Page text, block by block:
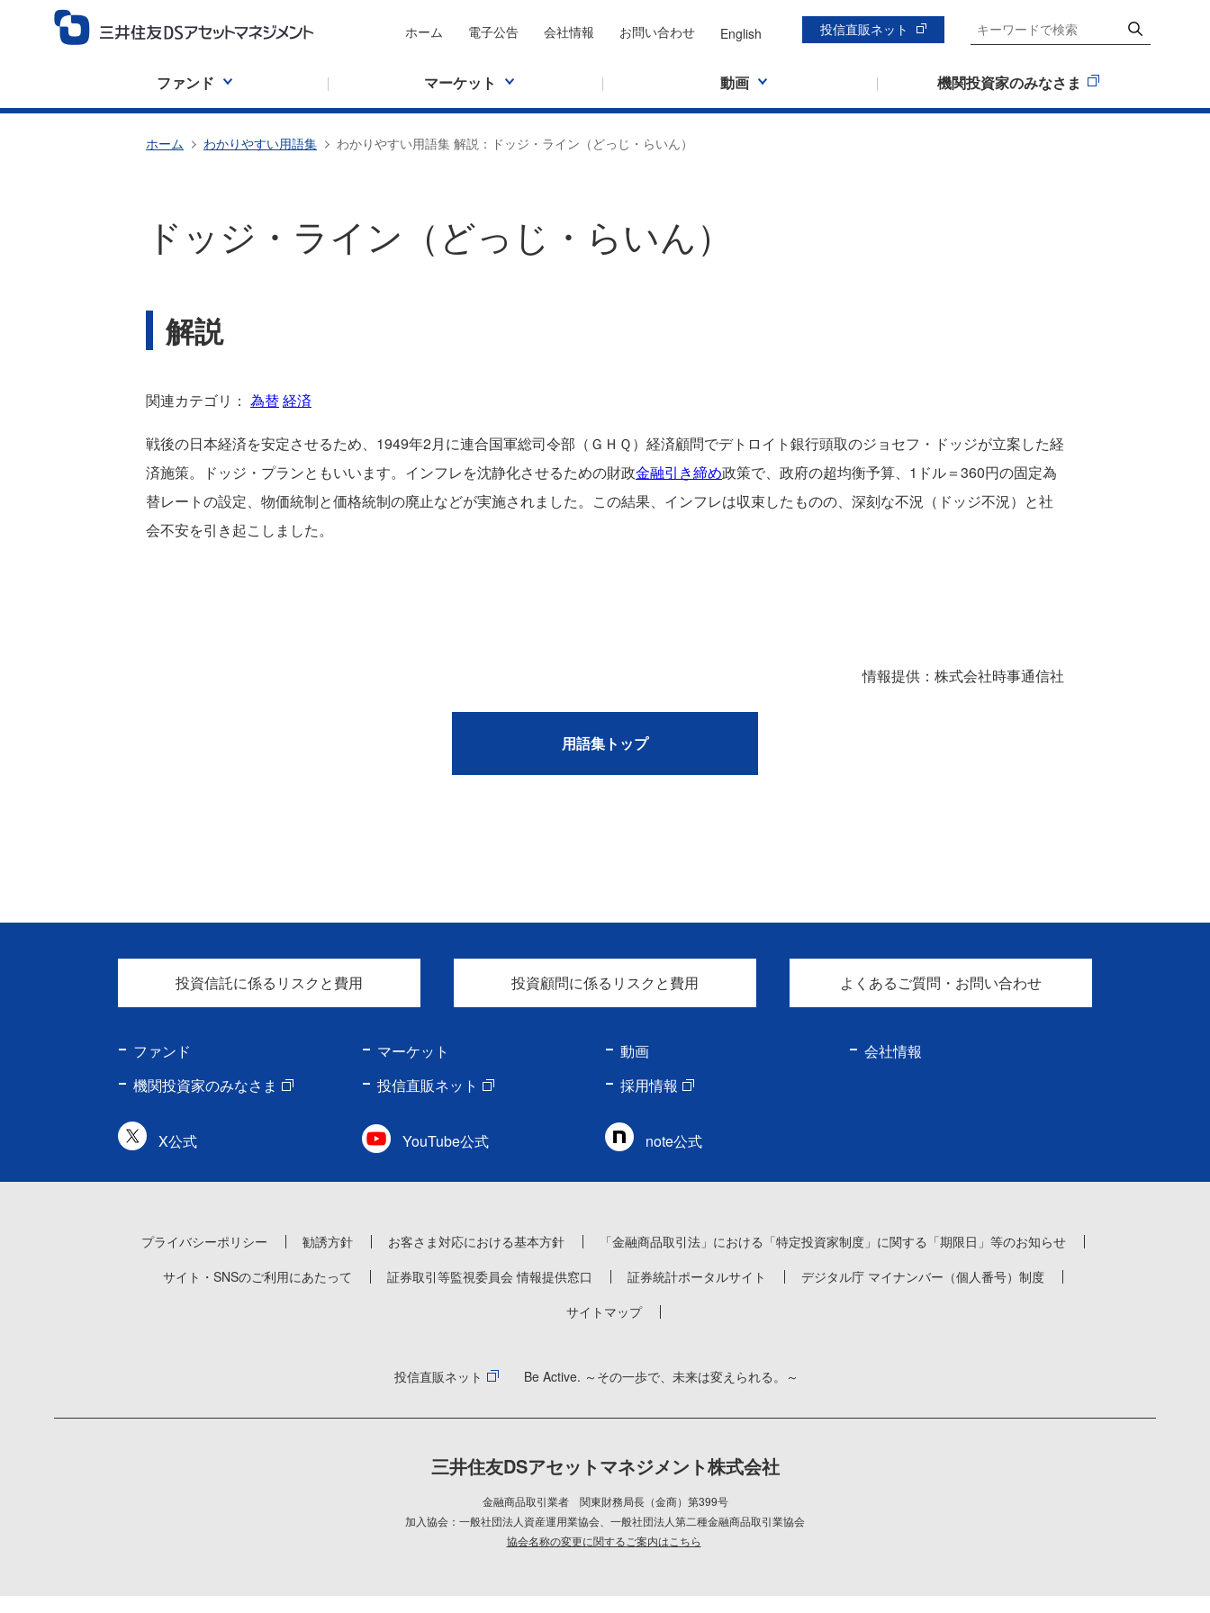
ホーム 電子公告 会社情報 お問い合わせ English 投信直販ネット
ファンド マーケット 動画 機関投資家のみなさま
ホーム わかりやすい用語集 わかりやすい用語集 解説：ドッジ・ライン（どっじ・らいん）
ドッジ・ライン（どっじ・らいん）
解説
関連カテゴリ： 為替経済
戦後の日本経済を安定させるため、1949年2月に連合国軍総司令部（ＧＨＱ）経済顧問でデトロイト銀行頭取のジョセフ・ドッジが立案した経
済施策。ドッジ・プランともいいます。インフレを沈静化させるための財政金融引き締め政策で、政府の超均衡予算、1ドル＝360円の固定為
替レートの設定、物価統制と価格統制の廃止などが実施されました。この結果、インフレは収束したものの、深刻な不況（ドッジ不況）と社
会不安を引き起こしました。
情報提供：株式会社時事通信社
用語集トップ
投資信託に係るリスクと費用 投資顧問に係るリスクと費用 よくあるご質問・お問い合わせ
ファンド マーケット 動画
会社情報
機関投資家のみなさま
投信直販ネット 採用情報
X公式 YouTube公式 note公式
プライバシーポリシー 勧誘方針 お客さま対応における基本方針
「金融商品取引法」における「特定投資家制度」に関する「期限日」等のお知らせ
サイト・SNSのご利用にあたって
証券取引等監視委員会 情報提供窓口 証券統計ポータルサイト
デジタル庁 マイナンバー（個人番号）制度
サイトマップ
投信直販ネット Be Active. ～その一歩で、未来は変えられる。～
三井住友DSアセットマネジメント株式会社
金融商品取引業者 関東財務局長（金商）第399号
加入協会：一般社団法人資産運用業協会
一般社団法人第二種金融商品取引業協会
協会名称の変更に関するご案内はこちら